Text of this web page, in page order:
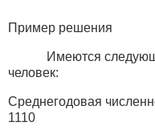
Пример решения
Имеются следующие
человек:
Среднегодовая
1110